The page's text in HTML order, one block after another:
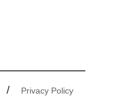
/ Privacy Policy